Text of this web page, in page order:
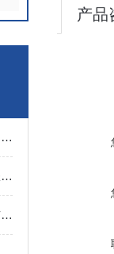
固废液压打包机是怎么工作的大家了解吗？
固废液压打包机传送带的卡纸该怎么处理
说说固废液压打包机的日常维护与保养
产品